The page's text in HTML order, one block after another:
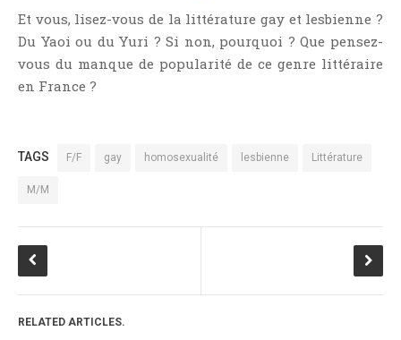
Et vous, lisez-vous de la littérature gay et lesbienne ?
Du Yaoi ou du Yuri ? Si non, pourquoi ? Que pensez-
vous du manque de popularité de ce genre littéraire
en France ?
TAGS F/F gay homosexualité lesbienne Littérature
M/M
RELATED ARTICLES.